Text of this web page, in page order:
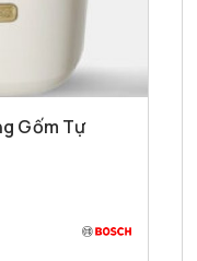
Gốm Tự